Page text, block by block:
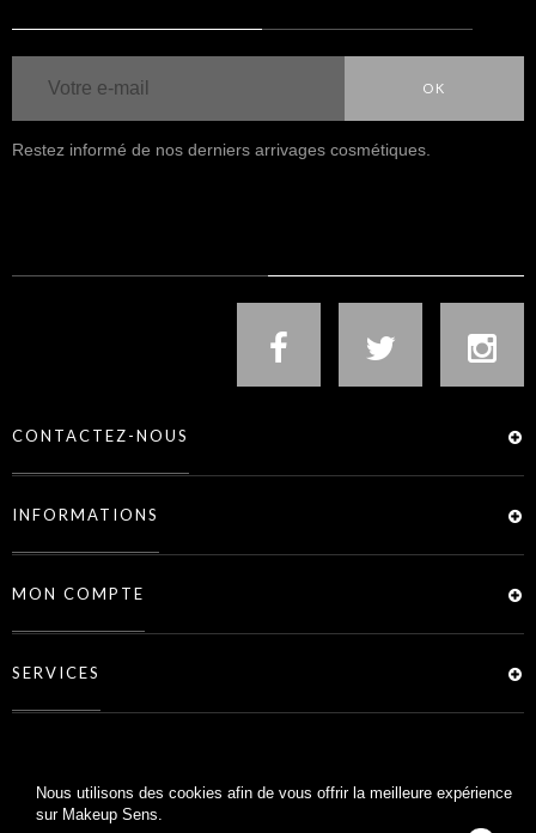
Nous utilisons des cookies afin de vous offrir la meilleure expérience
sur Makeup Sens.
OK
Restez informé de nos derniers arrivages cosmétiques.
CONTACTEZ-NOUS
INFORMATIONS
MON COMPTE
SERVICES
MAKEUP SENS © 2026 -